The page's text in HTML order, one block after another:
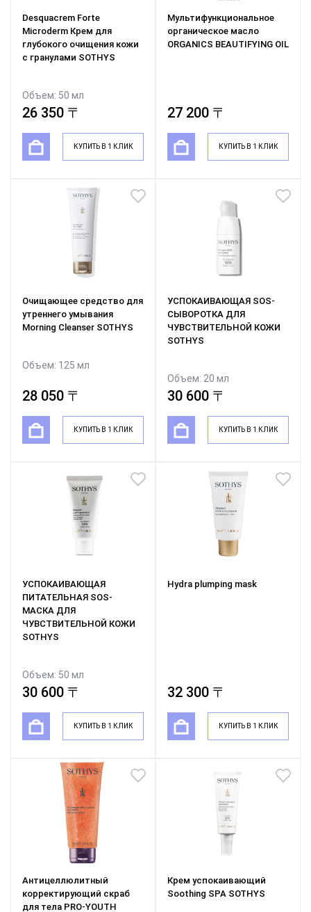
Desquacrem Forte
Microderm Крем для
глубокого очищения кожи
с гранулами SOTHYS
Объем: 50 мл
26 350 〒
КУПИТЬ В 1 КЛИК
Мультифункциональное
органическое масло
ORGANICS BEAUTIFYING OIL
27 200 〒
КУПИТЬ В 1 КЛИК
Очищающее средство для
утреннего умывания
Morning Cleanser SOTHYS
Объем: 125 мл
28 050 〒
КУПИТЬ В 1 КЛИК
УСПОКАИВАЮЩАЯ SOS-
СЫВОРОТКА ДЛЯ
ЧУВСТВИТЕЛЬНОЙ КОЖИ
SOTHYS
Объем: 20 мл
30 600 〒
КУПИТЬ В 1 КЛИК
УСПОКАИВАЮЩАЯ
ПИТАТЕЛЬНАЯ SOS-
МАСКА ДЛЯ
ЧУВСТВИТЕЛЬНОЙ КОЖИ
SOTHYS
Объем: 50 мл
30 600 〒
КУПИТЬ В 1 КЛИК
Hydra plumping mask
32 300 〒
КУПИТЬ В 1 КЛИК
Антицеллюлитный
корректирующий скраб
для тела PRO-YOUTH
Крем успокаивающий
Soothing SPA SOTHYS